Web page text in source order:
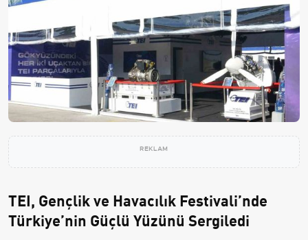
REKLAM
TEI, Gençlik ve Havacılık Festivali’nde
Türkiye’nin Güçlü Yüzünü Sergiledi